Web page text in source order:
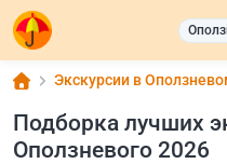
Экскурсии в
Подборка лучших
Оползневого 2026